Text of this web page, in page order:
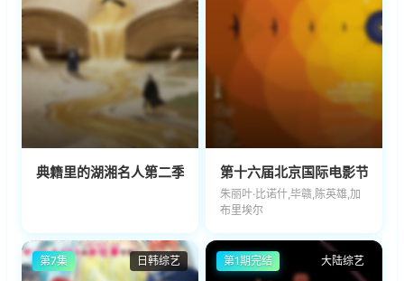
典籍里的湖湘名人第二季 第十六届北京国际电影节颁奖
朱丽叶·比诺什,毕赣,陈英雄,加
布里埃尔
日韩综艺
第7集 大陆综艺
第1期完结